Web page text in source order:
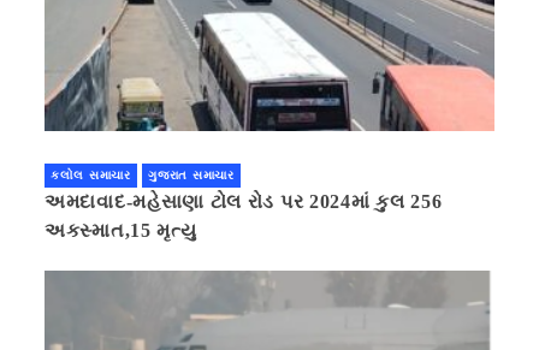
કલોલ સમાચાર ગુજરાત સમાચાર
અમદાવાદ-મહેસાણા ટોલ રોડ પર 2024માં કુલ 256
અકસ્માત,15 મૃત્યુ